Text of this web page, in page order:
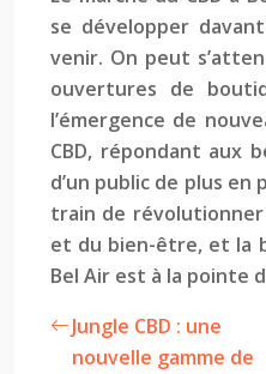
se développer
venir. On peut
ouvertures de
l’émergence de
CBD, répondant aux
d’un public de plus en
train de
et du bien-être, et la
Bel Air est à la pointe
Jungle CBD : une
nouvelle gamme de